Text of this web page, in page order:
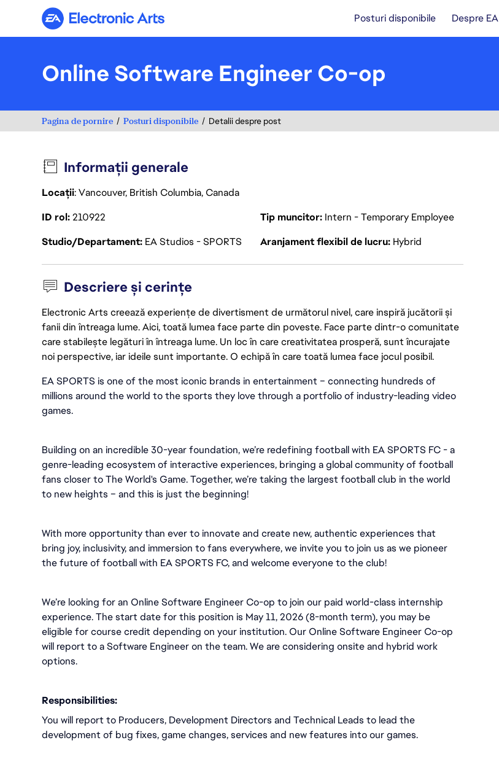
Electronic Arts Posturi disponibile Despre EA
Online Software Engineer Co-op
Pagina de pornire Posturi disponibile Detalii despre post
Informații generale
Locații: Vancouver, British Columbia, Canada
ID rol210922 Tip muncitor Intern - Temporary Employee
Studio/Departament EA Studios - SPORTS Aranjament flexibil de lucru Hybrid
Descriere și cerințe
Electronic Arts creează experiențe de divertisment de următorul nivel, care inspiră jucătorii și
fanii din întreaga lume. Aici, toată lumea face parte din poveste. Face parte dintr-o comunitate
care stabilește legături în întreaga lume. Un loc în care creativitatea prosperă, sunt încurajate
noi perspective, iar ideile sunt importante. O echipă în care toată lumea face jocul posibil.
EA SPORTS is one of the most iconic brands in entertainment – connecting hundreds of
millions around the world to the sports they love through a portfolio of industry-leading video
games.
Building on an incredible 30-year foundation, we’re redefining football with EA SPORTS FC - a
genre-leading ecosystem of interactive experiences, bringing a global community of football
fans closer to The World's Game. Together, we’re taking the largest football club in the world
to new heights – and this is just the beginning!
With more opportunity than ever to innovate and create new, authentic experiences that
bring joy, inclusivity, and immersion to fans everywhere, we invite you to join us as we pioneer
the future of football with EA SPORTS FC, and welcome everyone to the club!
We’re looking for an Online Software Engineer Co-op to join our paid world-class internship
experience. The start date for this position is May 11, 2026 (8-month term), you may be
eligible for course credit depending on your institution. Our Online Software Engineer Co-op
will report to a Software Engineer on the team. We are considering onsite and hybrid work
options.
Responsibilities:
You will report to Producers, Development Directors and Technical Leads to lead the
development of bug fixes, game changes, services and new features into our games.